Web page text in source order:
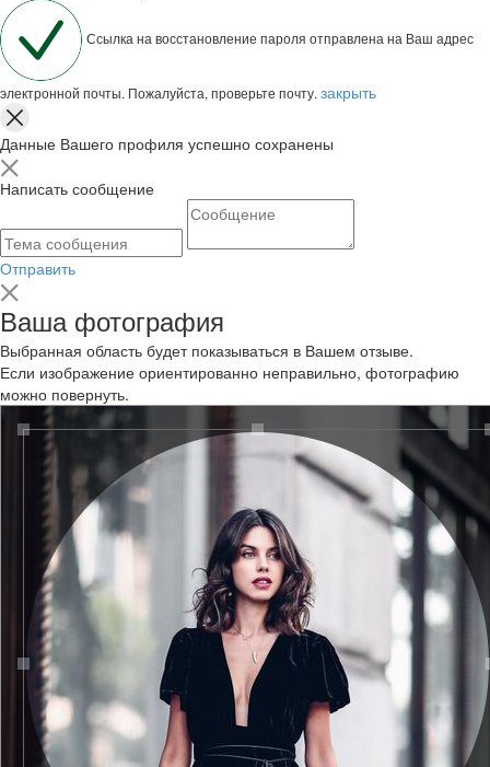
Ссылка на восстановление пароля отправлена на Ваш адрес
электронной почты. Пожалуйста, проверьте почту. закрыть
Данные Вашего профиля успешно сохранены
Написать сообщение
Отправить
Ваша фотография
Выбранная область будет показываться в Вашем отзыве.
Если изображение ориентированно неправильно, фотографию
можно повернуть.